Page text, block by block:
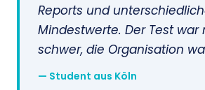
Reports und
Mindestwerte. Der Test war
schwer, die Organisation
— Student aus Köln